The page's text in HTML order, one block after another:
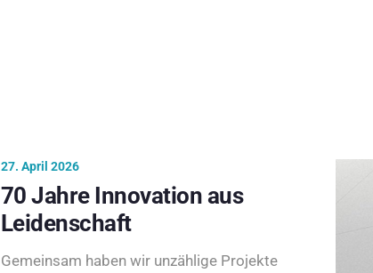
27. April 2026
70 Jahre Innovation aus
Leidenschaft
Gemeinsam haben wir unzählige Projekte